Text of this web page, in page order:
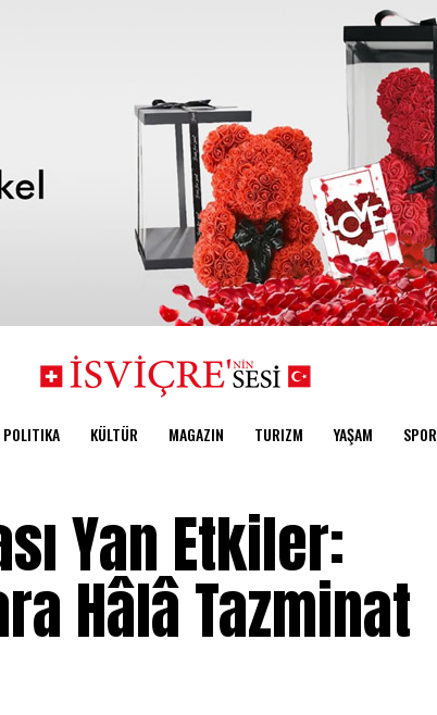
POLITIKA KÜLTÜR MAGAZIN TURIZM YAŞAM SPOR
Yan Etkiler:
Hâlâ Tazminat